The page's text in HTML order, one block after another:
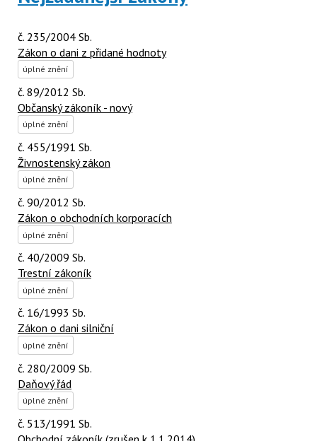
č. 235/2004 Sb.
Zákon o dani z přidané hodnoty
úplné znění
č. 89/2012 Sb.
Občanský zákoník - nový
úplné znění
č. 455/1991 Sb.
Živnostenský zákon
úplné znění
č. 90/2012 Sb.
Zákon o obchodních korporacích
úplné znění
č. 40/2009 Sb.
Trestní zákoník
úplné znění
č. 16/1993 Sb.
Zákon o dani silniční
úplné znění
č. 280/2009 Sb.
Daňový řád
úplné znění
č. 513/1991 Sb.